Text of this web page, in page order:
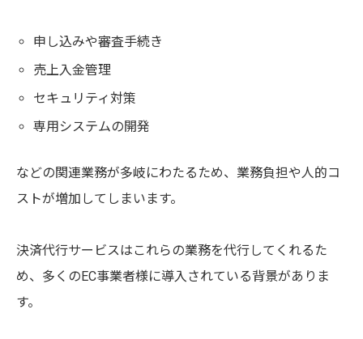
申し込みや審査手続き
売上入金管理
セキュリティ対策
専用システムの開発
などの関連業務が多岐にわたるため、業務負担や人的コ
ストが増加してしまいます。
決済代行サービスはこれらの業務を代行してくれるた
め、多くのEC事業者様に導入されている背景がありま
す。